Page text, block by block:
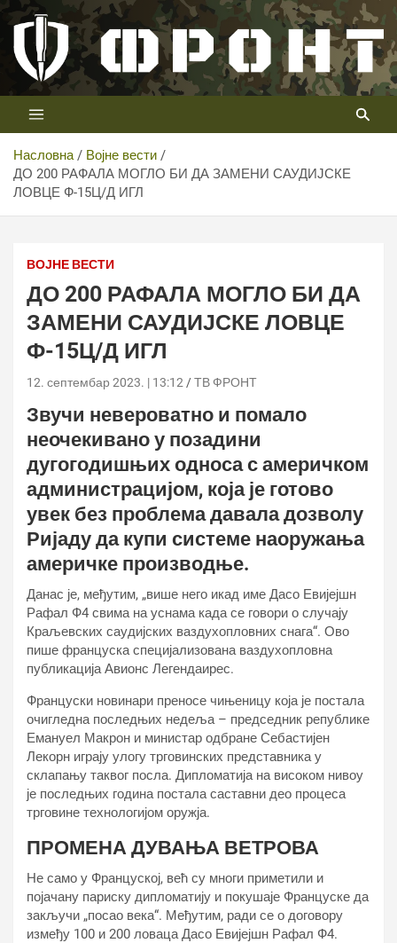
Скип
цонтент
Телевизија ФРОНТ
Први војни канал у Србији
Насловна
Војне вести
ДО 200 РАФАЛА МОГЛО БИ ДА ЗАМЕНИ САУДИЈСКЕ
ЛОВЦЕ Ф-15Ц/Д ИГЛ
ВОЈНЕ ВЕСТИ
ДО 200 РАФАЛА МОГЛО БИ ДА
ЗАМЕНИ САУДИЈСКЕ ЛОВЦЕ
Ф-15Ц/Д ИГЛ
12. септембар 2023. | 13:12 ТВ ФРОНТ
Звучи невероватно и помало
неочекивано у позадини
дугогодишњих односа с америчком
администрацијом, која је готово
увек без проблема давала дозволу
Ријаду да купи системе наоружања
америчке производње.
Данас је, међутим, „више него икад име Дасо Евијејшн
Рафал Ф4 свима на уснама када се говори о случају
Краљевских саудијских ваздухопловних снага“. Ово
пише француска специјализована ваздухопловна
публикација Авионс Легендаирес.
Француски новинари преносе чињеницу која је постала
очигледна последњих недеља – председник републике
Емануел Макрон и министар одбране Себастијен
Лекорн играју улогу трговинских представника у
склапању таквог посла. Дипломатија на високом нивоу
је последњих година постала саставни део процеса
трговине технологијом оружја.
ПРОМЕНА ДУВАЊА ВЕТРОВА
Не само у Француској, већ су многи приметили и
појачану париску дипломатију и покушаје Француске да
закључи „посао века“. Међутим, ради се о договору
између 100 и 200 ловаца Дасо Евијејшн Рафал Ф4.